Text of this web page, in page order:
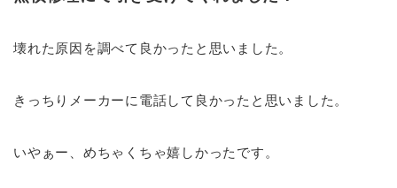
壊れた原因を調べて良かったと思いました。
きっちりメーカーに電話して良かったと思いました。
いやぁー、めちゃくちゃ嬉しかったです。